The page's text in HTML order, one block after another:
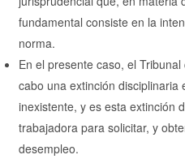
fundamental consiste en la
norma.
En el presente caso, el
cabo una extinción disciplinaria
inexistente, y es esta extinción
trabajadora para solicitar, y
desempleo.